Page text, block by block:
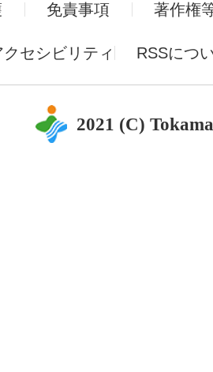
免責事項 著作権
セシビリティ RSSにつ
2021 (C)